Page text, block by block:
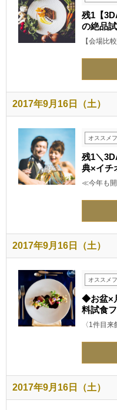
残1【
の絶品
【会場比
2017年9月16日（土）
オススメ
残1＼
典×イチ
≪今年も
2017年9月16日（土）
オススメ
◆お盆×
料試食
〈1件目
2017年9月16日（土）